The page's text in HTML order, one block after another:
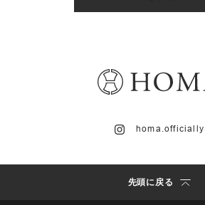
homa.officially
先頭に戻る